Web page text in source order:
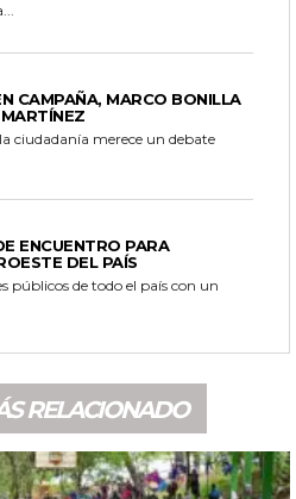
CAMPAÑA, MARCO BONILLA
ENCUENTRO PARA
DEL PAÍS
públicos de todo el país con un
RELACIONADO